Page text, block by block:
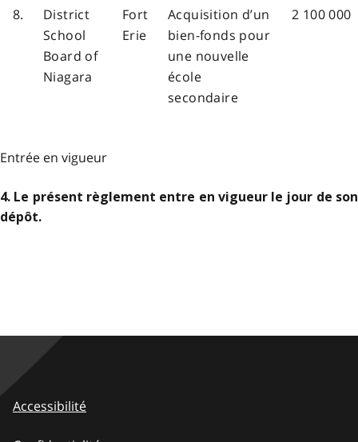
8.
District
School
Board of
Niagara
Fort
Erie
Acquisition d’un
bien-fonds pour
une nouvelle
école
secondaire
2 100 000
Entrée en vigueur
4. Le présent règlement entre en vigueur le jour de son
dépôt.
Accessibilité